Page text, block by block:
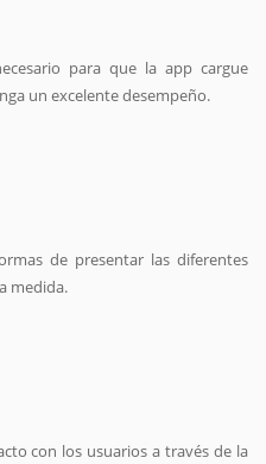
para que la app cargue
un excelente desempeño.
de presentar las diferentes
medida.
con los usuarios a través de la